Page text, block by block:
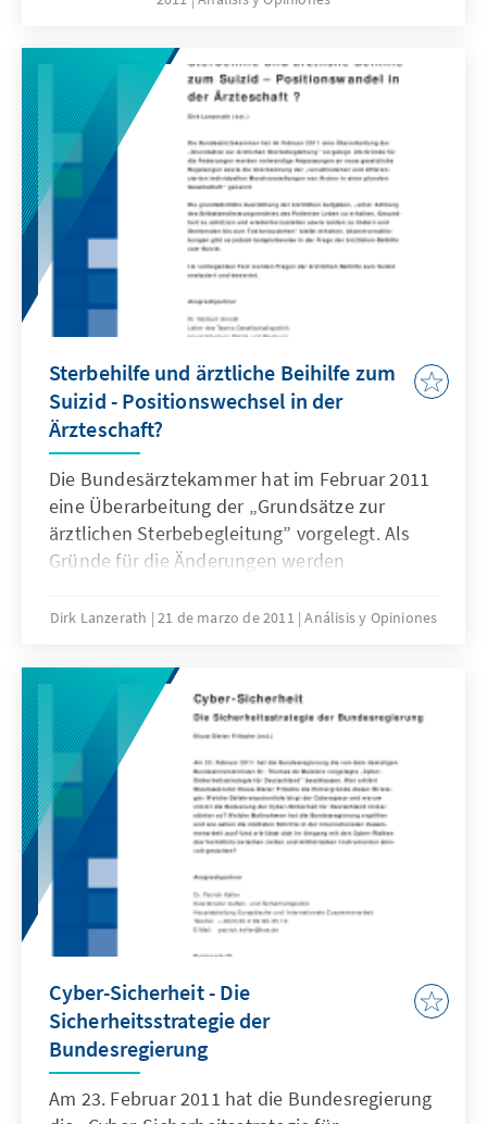
während der Kampagne unterstützt. Die Wahl
wurde zu einem Plebiszit über Lulas acht
Amtsjahre, in denen Brasilien historische
Wachstumsraten und ungekannte
ökonomische und politische Stabilität erfuhr.
Sterbehilfe und ärztliche Beihilfe zum
Suizid - Positionswechsel in der
Ärzteschaft?
Die Bundesärztekammer hat im Februar 2011
eine Überarbeitung der „Grundsätze zur
ärztlichen Sterbebegleitung” vorgelegt. Als
Gründe für die Änderungen werden
gesetzliche Regelungen sowie die
differenzierten individuellen
Moralvorstellungen von Ärzten in einer
pluralen Gesellschaft” genannt. Im
vorliegenden Text werden Fragen der
ärztlichen Beihilfe zum Suizid analysiert und
bewertet.
Dirk Lanzerath 21 de marzo de 2011 Análisis y Opiniones
Cyber-Sicherheit - Die
Sicherheitsstrategie der
Bundesregierung
Am 23. Februar 2011 hat die Bundesregierung